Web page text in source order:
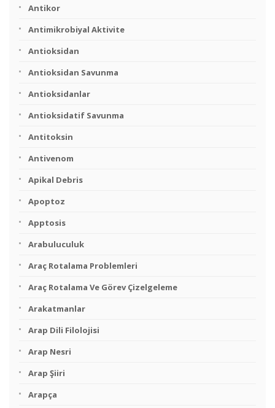
Antikor
Antimikrobiyal Aktivite
Antioksidan
Antioksidan Savunma
Antioksidanlar
Antioksidatif Savunma
Antitoksin
Antivenom
Apikal Debris
Apoptoz
Apptosis
Arabuluculuk
Araç Rotalama Problemleri
Araç Rotalama Ve Görev Çizelgeleme
Arakatmanlar
Arap Dili Filolojisi
Arap Nesri
Arap Şiiri
Arapça